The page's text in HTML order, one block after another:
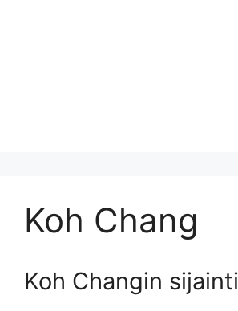
Koh Chang
Koh Changin sijainti